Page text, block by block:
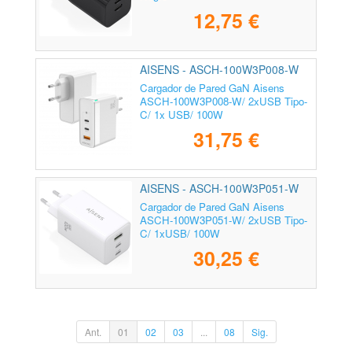
12,75 €
AISENS - ASCH-100W3P008-W
Cargador de Pared GaN Aisens
ASCH-100W3P008-W/ 2xUSB Tipo-
C/ 1x USB/ 100W
31,75 €
AISENS - ASCH-100W3P051-W
Cargador de Pared GaN Aisens
ASCH-100W3P051-W/ 2xUSB Tipo-
C/ 1xUSB/ 100W
30,25 €
Ant. 01 02 03 ... 08 Sig.